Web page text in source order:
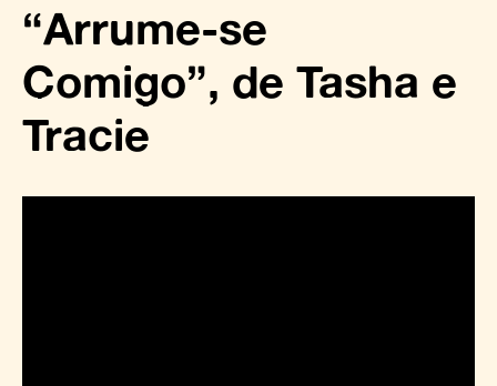
“Arrume-se
Comigo”, de Tasha e
Tracie